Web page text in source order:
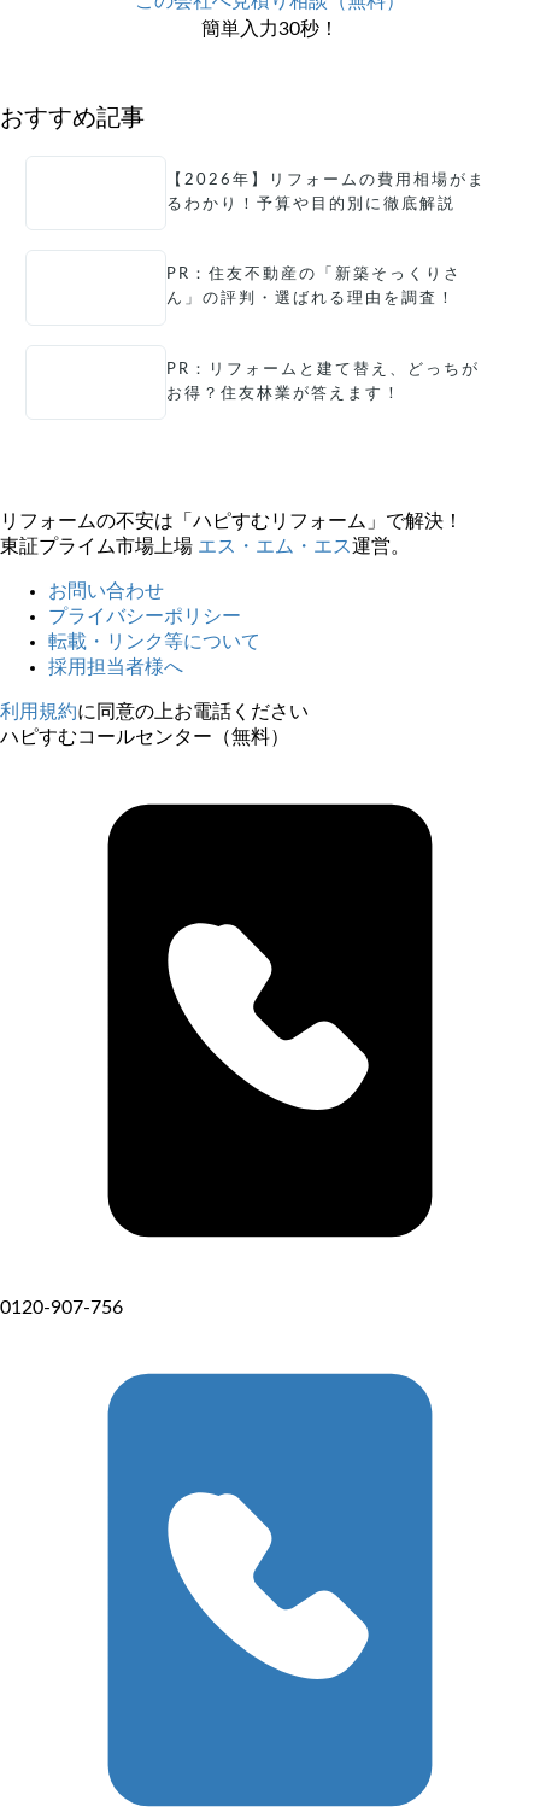
簡単入力30秒！
おすすめ記事
【2026年】リフォームの費用相場がま
るわかり！予算や目的別に徹底解説
PR：住友不動産の「新築そっくりさ
ん」の評判・選ばれる理由を調査！
PR：リフォームと建て替え、どっちが
お得？住友林業が答えます！
リフォームの不安は「ハピすむリフォーム」で解決！
東証プライム市場上場 エス・エム・エス運営。
お問い合わせ
プライバシーポリシー
転載・リンク等について
採用担当者様へ
利用規約に同意の上お電話ください
ハピすむコールセンター（無料）
0120-907-756